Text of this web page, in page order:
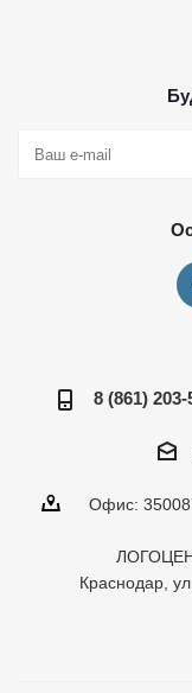
8 (861) 203-
Офис:
Краснодар,